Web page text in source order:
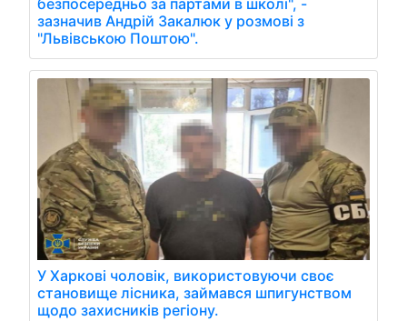
безпосередньо за партами в школі", -
зазначив Андрій Закалюк у розмові з
"Львівською Поштою".
У Харкові чоловік, використовуючи своє
становище лісника, займався шпигунством
щодо захисників регіону.